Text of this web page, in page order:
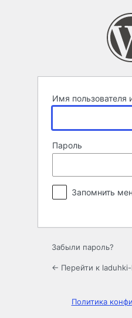
Имя пользователя
Пароль
Запомнить
Забыли пароль?
← Перейти к
Политика